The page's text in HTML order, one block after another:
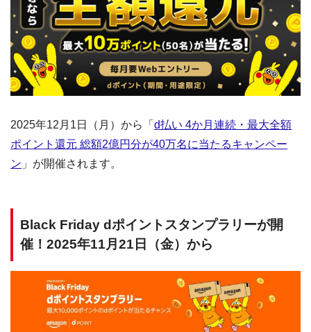
2025年12月1日（月）から「 d払い 4か月連続・最大全額
ポイント還元 総額2億円分が40万名に当たるキャンペー
ン 」が開催されます。
Black Friday dポイントスタンプラリーが開
催！2025年11月21日（金）から